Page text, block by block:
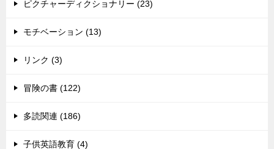
ピクチャーディクショナリー (23)
モチベーション (13)
リンク (3)
冒険の書 (122)
多読関連 (186)
子供英語教育 (4)